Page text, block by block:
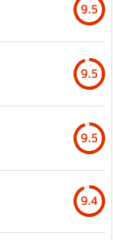
9.5
9.5
9.5
9.4